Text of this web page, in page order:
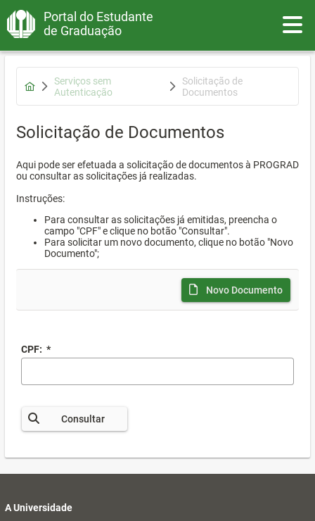
Portal do Estudante
de Graduação
Serviços sem
Autenticação
Solicitação de
Documentos
Solicitação de Documentos
Aqui pode ser efetuada a solicitação de documentos à PROGRAD
ou consultar as solicitações já realizadas.
Instruções:
Para consultar as solicitações já emitidas, preencha o
campo "CPF" e clique no botão "Consultar".
Para solicitar um novo documento, clique no botão "Novo
Documento";
Novo Documento
CPF: *
Consultar
A Universidade